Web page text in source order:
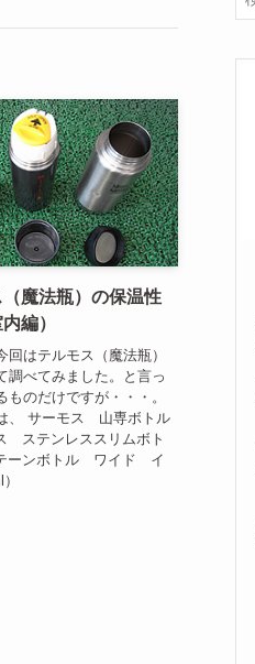
魔法瓶）の保温性
編）
回はテルモス（魔法瓶）
調べてみました。と言っ
ものだけですが・・・。
、 サーモス 山専ボトル
ステンレススリムボト
ーンボトル ワイド イ